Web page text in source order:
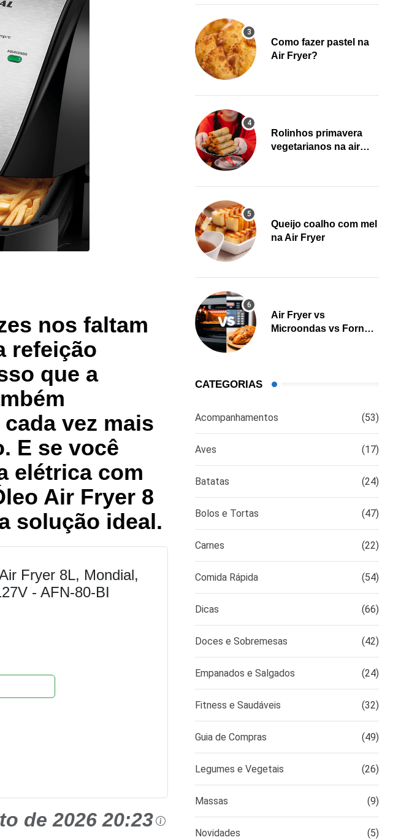
nos faltam
refeição
que a
vez mais
E se você
elétrica com
Air Fryer 8
solução ideal.
Fryer 8L, Mondial,
- AFN-80-BI
de 2026 20:23
Como fazer pastel na
Air Fryer?
Rolinhos primavera
vegetarianos na air
Queijo coalho com mel
na Air Fryer
Air Fryer vs
Microondas vs Forno:
CATEGORIAS
Acompanhamentos (53)
Aves (17)
Batatas (24)
Bolos e Tortas (47)
Carnes (22)
Comida Rápida (54)
Dicas (66)
Doces e Sobremesas (42)
Empanados e Salgados (24)
Fitness e Saudáveis (32)
Guia de Compras (49)
Legumes e Vegetais (26)
Massas (9)
Novidades (5)